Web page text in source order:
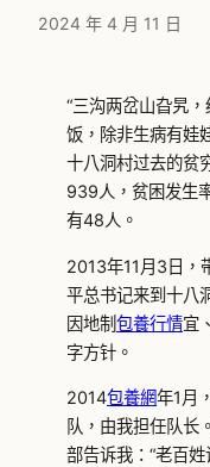
2024 年 4 月 11 日
“三沟两岔山旮旯
饭，除非生病有娃
十八洞村过去的贫
939人，贫困发生
有48人。
2013年11月3日，
平总书记来到十八
因地制包養行情宜
字方针。
2014包養網年1月
队，由我担任队长
部告诉我：“老百